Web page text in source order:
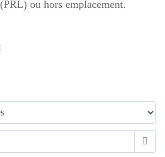
ou hors emplacement.